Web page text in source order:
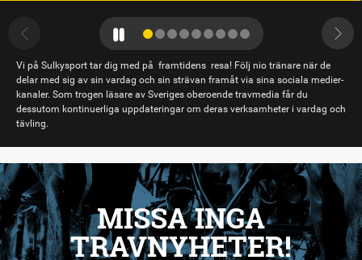
Vi på Sulkysport tar dig med på framtidens resa! Följ nio tränare när de
delar med sig av sin vardag och sin strävan framåt via sina sociala medier-
kanaler. Som trogen läsare av Sveriges oberoende travmedia får du
dessutom kontinuerliga uppdateringar om deras verksamheter i vardag och
tävling.
MISSA INGA
TRAVNYHETER!